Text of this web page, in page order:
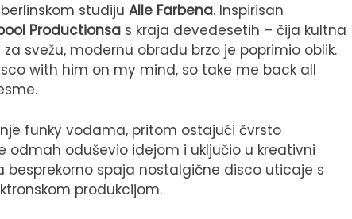
studiju Alle Farbena. Inspirisan
Productionsa s kraja devedesetih – čija kultna
svežu, modernu obradu brzo je poprimio oblik.
with him on my mind, so take me back all
funky vodama, pritom ostajući čvrsto
odmah oduševio idejom i uključio u kreativni
besprekorno spaja nostalgične disco uticaje s
produkcijom.